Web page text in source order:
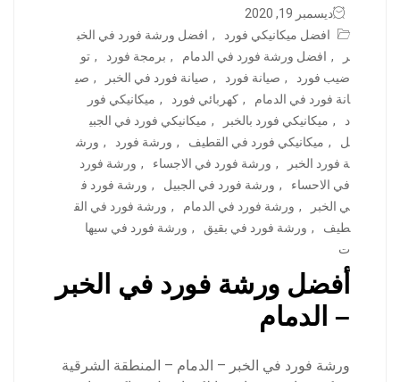
ديسمبر 19, 2020
افضل ميكانيكي فورد
, افضل ورشة فورد في الخب
ر
, افضل ورشة فورد في الدمام , برمجة فورد , تو
ضيب فورد
, صيانة فورد , صيانة فورد في الخبر , صي
انة فورد في الدمام
, كهربائي فورد , ميكانيكي فور
د
, ميكانيكي فورد بالخبر , ميكانيكي فورد في الجبي
ل
, ميكانيكي فورد في القطيف , ورشة فورد , ورش
ة فورد الخبر
, ورشة فورد في الاجساء , ورشة فورد
في الاحساء
, ورشة فورد في الجبيل , ورشة فورد ف
ي الخبر
, ورشة فورد في الدمام , ورشة فورد في الق
طيف
, ورشة فورد في بقيق , ورشة فورد في سيها
ت
أفضل ورشة فورد في الخبر
– الدمام
ورشة فورد في الخبر – الدمام – المنطقة الشرقية